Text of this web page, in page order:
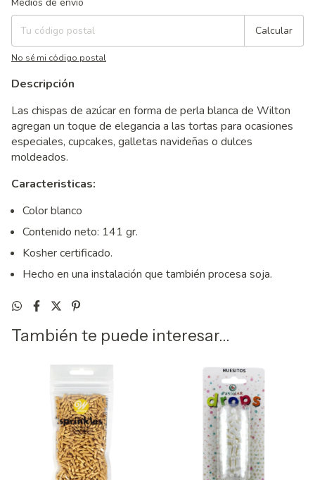
Calcular
No sé mi código postal
Descripción
Las chispas de azúcar en forma de perla blanca de Wilton
agregan un toque de elegancia a las tortas para ocasiones
especiales, cupcakes, galletas navideñas o dulces
moldeados.
Caracteristicas:
Color blanco
Contenido neto: 141 gr.
Kosher certificado.
Hecho en una instalación que también procesa soja.
También te puede interesar...